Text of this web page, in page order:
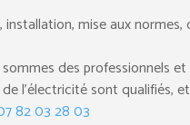
mise aux
des professionnels
l’électricité sont qualifiés,
82 03 28 03